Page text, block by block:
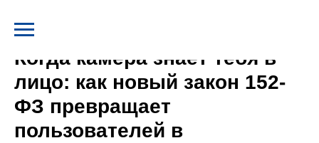
Когда камера знает тебя в
лицо: как новый закон 152-
ФЗ превращает
пользователей в